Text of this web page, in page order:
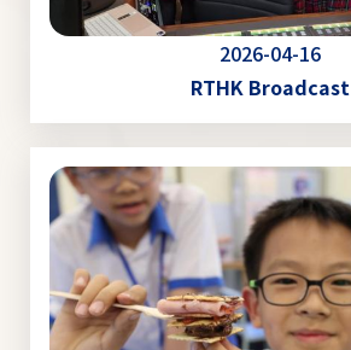
2026-04-16
RTHK Broadcast